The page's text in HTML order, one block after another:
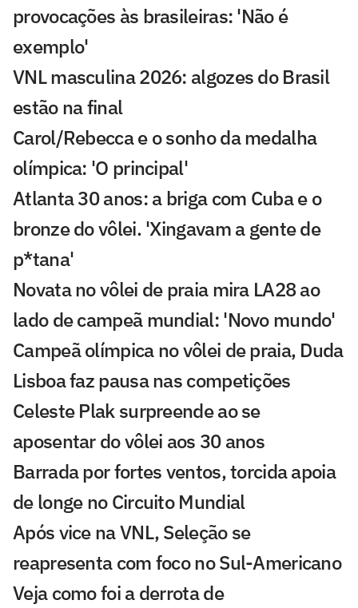
provocações às brasileiras: 'Não é
exemplo'
VNL masculina 2026: algozes do Brasil
estão na final
Carol/Rebecca e o sonho da medalha
olímpica: 'O principal'
Atlanta 30 anos: a briga com Cuba e o
bronze do vôlei. 'Xingavam a gente de
p*tana'
Novata no vôlei de praia mira LA28 ao
lado de campeã mundial: 'Novo mundo'
Campeã olímpica no vôlei de praia, Duda
Lisboa faz pausa nas competições
Celeste Plak surpreende ao se
aposentar do vôlei aos 30 anos
Barrada por fortes ventos, torcida apoia
de longe no Circuito Mundial
Após vice na VNL, Seleção se
reapresenta com foco no Sul-Americano
Veja como foi a derrota de